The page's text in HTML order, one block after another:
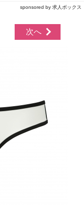
sponsored by 求人ボックス
次へ